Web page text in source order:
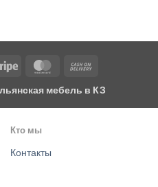
Stripe MasterCard
Delivery
мебель в КЗ
Кто мы
Контакты